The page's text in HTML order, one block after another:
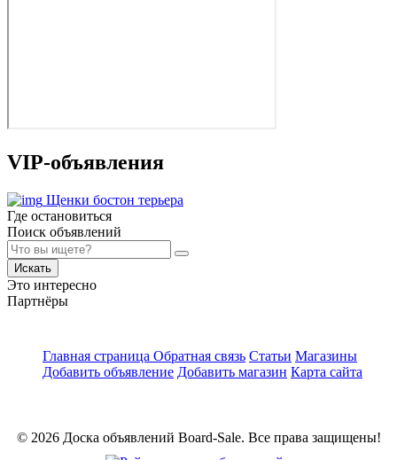
VIP-объявления
Щенки бостон терьера
Где остановиться
Поиск объявлений
Искать
Это интересно
Партнёры
Главная страница Обратная связь Статьи Магазины
Добавить объявление Добавить магазин Карта сайта
© 2026 Доска объявлений Board-Sale. Все права защищены!